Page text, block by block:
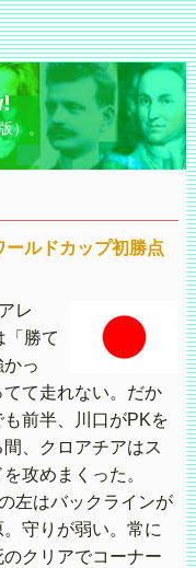
）。
ルドカップ初勝点
レ
「勝て
っ
て走れない。だか
前半、川口がPKを
、クロアチアはス
攻めまくった。
左はバックラインが
守りが弱い。常に
クリアでコーナー